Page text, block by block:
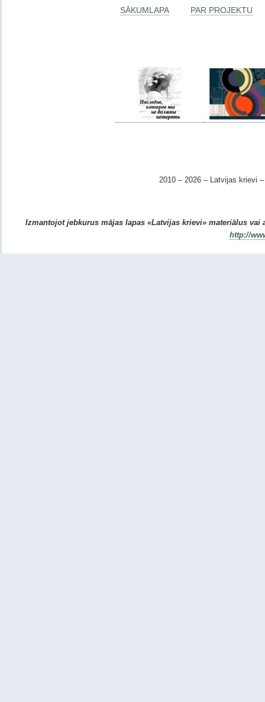
SĀKUMLAPA PAR PROJEKTU
2010 – 2026 – Latvijas krievi –
Izmantojot jebkurus mājas lapas «Latvijas krievi» materiālus
http://